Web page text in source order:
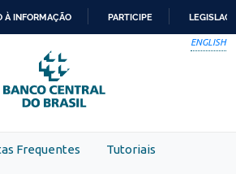
PARA
O
CONTEÚDO
À INFORMAÇÃO PARTICIPE
ENGLISH
Frequentes Tutoriais